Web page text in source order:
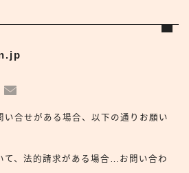
合せがある場合、以下の通りお願い
て、法的請求がある場合…お問い合わ